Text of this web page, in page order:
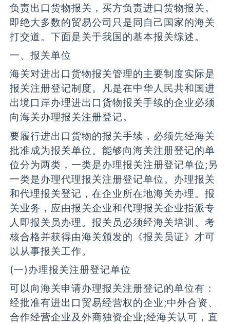
负责出口货物报关，买方负责进口货物报关。
即绝大多数的贸易公司只是同自己国家的海关
打交道。下面是关于我国的基本报关综述。
一、报关单位
海关对进出口货物报关管理的主要制度实际是
报关注册登记制度。凡是在中华人民共和国进
出境口岸办理进出口货物报关手续的企业必须
向海关办理报关注册登记。
要履行进出口货物的报关手续，必须先经海关
批准成为报关单位。能够向海关注册登记的单
位分为两类，一类是办理报关注册登记单位;另
一类是办理代理报关注册登记单位。办理报关
和代理报关登记，在企业所在地海关办理。报
关业务，应由报关企业和代理报关企业指派专
人即报关员办理。报关员必须经海关培训、考
核合格并获得由海关颁发的《报关员证》才可
以从事报关工作。
(一)办理报关注册登记单位
可以向海关申请办理报关注册登记的单位有：
经批准有进出口贸易经营权的企业;中外合资、
合作经营企业及外商独资企业;经海关认可，直